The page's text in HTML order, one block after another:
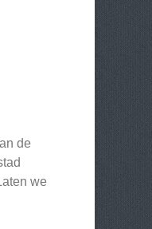
de
we